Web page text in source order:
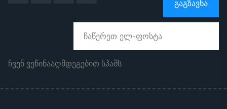
ᲒᲐᲒᲖᲐᲕᲜᲐ
ჩვენ ვეწინააღმდეგებით სპამს